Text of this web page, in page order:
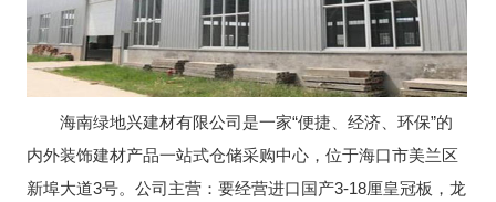
海南绿地兴建材有限公司是一家“便捷、经济、环保”的
内外装饰建材产品一站式仓储采购中心，位于海口市美兰区
新埠大道3号。公司主营：要经营进口国产3-18厘皇冠板，龙